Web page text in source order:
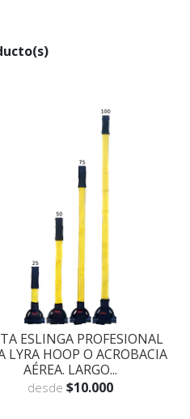
ESLINGA PROFESIONAL
LYRA HOOP O ACROBACIA
AÉREA. LARGO...
desde $10.000